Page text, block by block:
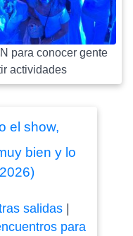
para conocer gente
actividades
el show,
bien y lo
salidas|
para